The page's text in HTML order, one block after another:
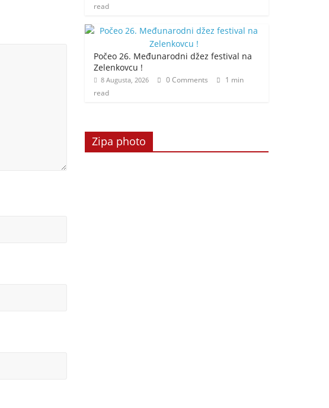
read
Počeo 26. Međunarodni džez festival na
Zelenkovcu !
8 Augusta, 2026 0 Comments
1 min
read
Zipa photo